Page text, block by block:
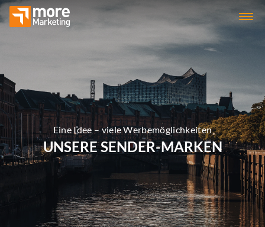
Eine Idee – viele Werbemöglichkeiten
UNSERE SENDER-MARKEN